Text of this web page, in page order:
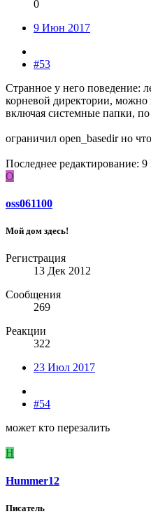
0
9 Июн 2017
#53
Странное у него поведение:
корневой директории, можно
включая системные папки,
ограничил open_basedir но
Последнее редактирование: 9
O
oss061100
Мой дом здесь!
Регистрация
13 Дек 2012
Сообщения
269
Реакции
322
23 Июл 2017
#54
может кто перезалить
H
Hummer12
Писатель